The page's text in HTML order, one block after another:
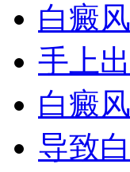
白癜
手上
白癜
导致